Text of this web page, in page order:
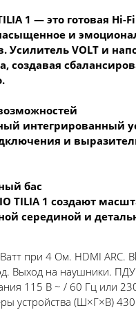
1 — это готовая Hi-
и
VOLT и
создавая
интегрированный
и
бас
TILIA 1 создают
серединой и
при 4 Ом. HDMI ARC.
Выход на наушники.
115 В ~ / 60 Гц или
устройства (Ш×Г×В)